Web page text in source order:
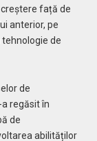
creștere față de
anterior, pe
de
de
regăsit în
de
abilităților